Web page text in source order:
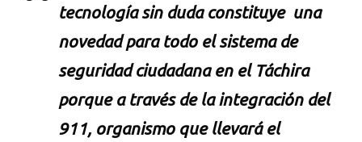
tecnología sin duda constituye una
novedad para todo el sistema de
seguridad ciudadana en el Táchira
porque a través de la integración del
911, organismo que llevará el